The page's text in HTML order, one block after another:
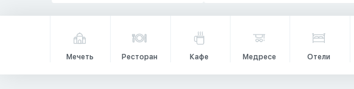
Мечеть Ресторан Кафе Медресе Отели